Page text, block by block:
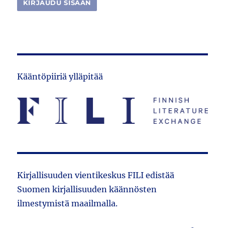
Kääntöpiiriä ylläpitää
Kirjallisuuden vientikeskus FILI edistää
Suomen kirjallisuuden käännösten
ilmestymistä maailmalla.